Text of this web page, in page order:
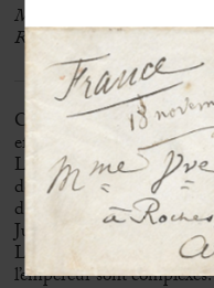
Monsieur ?
Rue du Bac n°112 »
C’est sur les conseils de
effectue un périple dans le
L’écrivain, alors âgé de
documenter la rédaction
dans les Bouches-du
Juan, point de départ des
Les sentiments éprouvés
l’empereur sont